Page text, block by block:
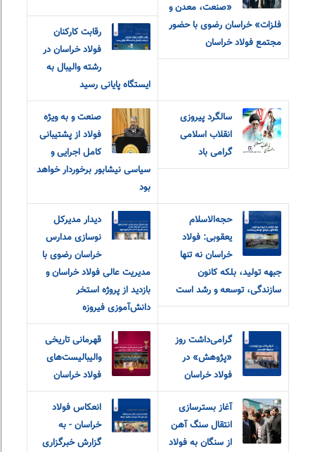
«صنعت، معدن و
فلزات» خراسان رضوی با حضور
مجتمع فولاد خراسان
رقابت کارکنان
فولاد خراسان در
رشته والیبال به
ایستگاه پایانی رسید
سالگرد پیروزی
انقلاب اسلامی
گرامی باد
صنعت و به ویژه
فولاد از پشتیبانی
کامل اجرایی و
سیاسی نیشابور برخوردار خواهد
بود
حجه‌الاسلام
یعقوبی: فولاد
خراسان نه تنها
جبهه تولید، بلکه کانون
سازندگی، توسعه و رشد است
دیدار مدیرکل
نوسازی مدارس
خراسان رضوی با
مدیریت عالی فولاد خراسان و
بازدید از پروژه استخر
دانش‌آموزی فیروزه
گرامی‌داشت روز
«پژوهش» در
فولاد خراسان
قهرمانی تاریخی
والیبالیست‌های
فولاد خراسان
آغاز بسترسازی
انتقال سنگ آهن
از سنگان به فولاد
انعکاس فولاد
خراسان - به
گزارش خبرگزاری